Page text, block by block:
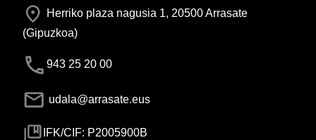
Herriko plaza nagusia 1, 20500 Arrasate
(Gipuzkoa)
943 25 20 00
udala@arrasate.eus
IFK/CIF: P2005900B